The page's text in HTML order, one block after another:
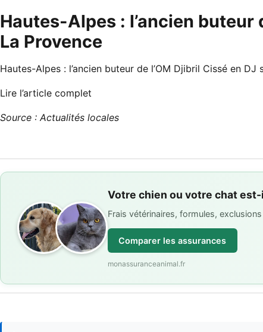
Hautes-Alpes : l’ancien buteur
La Provence
Hautes-Alpes : l’ancien buteur de l’OM Djibril Cissé en
Lire l’article complet
Source : Actualités locales
Votre chien ou votre chat
Frais vétérinaires, formules,
Comparer les assurances
monassuranceanimal.fr